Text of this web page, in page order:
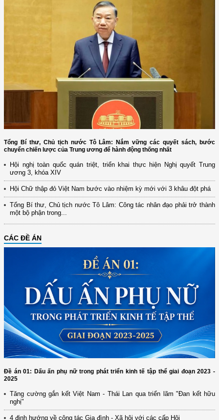
Tổng Bí thư, Chủ tịch nước Tô Lâm: Nắm vững các quyết sách, bước
chuyển chiến lược của Trung ương để hành động thống nhất
Hội nghị toàn quốc quán triệt, triển khai thực hiện Nghị quyết Trung
ương 3, khóa XIV
Hội Chữ thập đỏ Việt Nam bước vào nhiệm kỳ mới với 3 khâu đột phá
Tổng Bí thư, Chủ tịch nước Tô Lâm: Công tác nhân đạo phải trở thành
một bộ phận trong...
CÁC ĐỀ ÁN
Đề án 01: Dấu ấn phụ nữ trong phát triển kinh tế tập thể giai đoạn 2023 -
2025
Tăng cường gắn kết Việt Nam - Thái Lan qua triển lãm "Đan kết hữu
nghị"
4 định hướng về công tác Gia đình - Xã hội với các cấp Hội
(12/TB-HĐKH) V/v đăng ký, đề xuất nhiệm vụ Khoa học, công nghệ và